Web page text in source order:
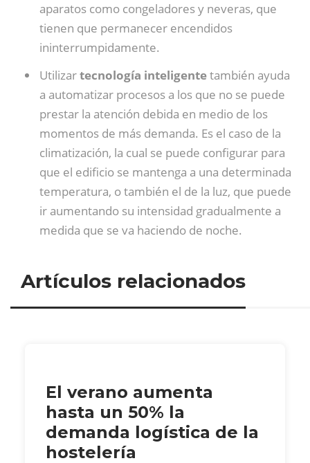
aparatos como congeladores y neveras, que
tienen que permanecer encendidos
ininterrumpidamente.
Utilizartecnología inteligentetambién ayuda
a automatizar procesos a los que no se puede
prestar la atención debida en medio de los
momentos de más demanda. Es el caso de la
climatización, la cual se puede configurar para
que el edificio se mantenga a una determinada
temperatura, o también el de la luz, que puede
ir aumentando su intensidad gradualmente a
medida que se va haciendo de noche.
Artículos relacionados
El verano aumenta
hasta un 50% la
demanda logística de la
hostelería